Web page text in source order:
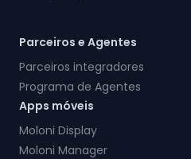
Parceiros e Agentes
Parceiros integradores
Programa de Agentes
Apps móveis
Moloni Display
Moloni Manager